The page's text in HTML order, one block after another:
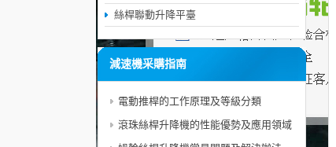
絲桿聯動升降平臺
減速機采購指南
電動推桿的工作原理及等級分類
滾珠絲桿升降機的性能優勢及應用領域